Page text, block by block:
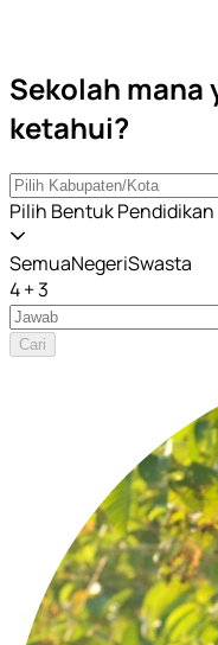
Sekolah mana
ketahui?
Pilih Bentuk Pendidikan
SemuaNegeriSwasta
4 + 3
Cari